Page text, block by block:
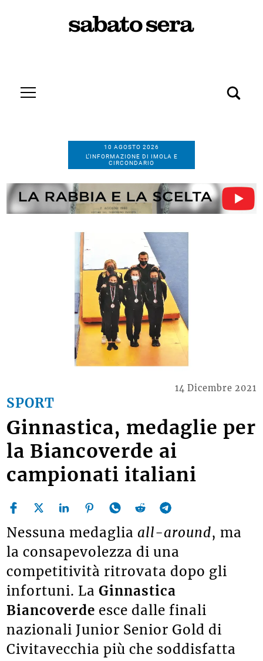
10 AGOSTO 2026
L’INFORMAZIONE DI IMOLA E
CIRCONDARIO
SPORT
14 Dicembre 2021
Ginnastica, medaglie per
la Biancoverde ai
campionati italiani
Nessuna medagliaall-around, ma
la consapevolezza di una
competitività ritrovata dopo gli
infortuni. LaGinnastica
Biancoverde esce dalle finali
nazionali Junior Senior Gold di
Civitavecchia più che soddisfatta